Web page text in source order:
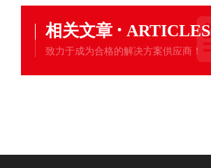
相关文章 · ARTICLES
致力于成为合格的解决方案供应商！